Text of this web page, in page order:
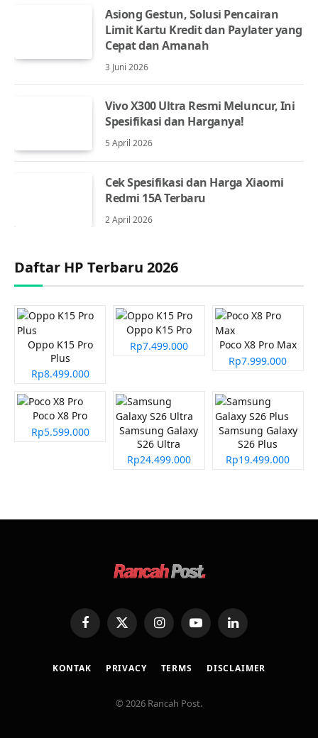
Asiong Gestun, Solusi Pencairan
Limit Kartu Kredit dan Paylater yang
Cepat dan Amanah
3 Juni 2026
Vivo X300 Ultra Resmi Meluncur, Ini
Spesifikasi dan Harganya!
5 April 2026
Cek Spesifikasi dan Harga Xiaomi
Redmi 15A Terbaru
2 April 2026
Daftar HP Terbaru 2026
Oppo K15 Pro
Plus
Rp8.499.000
Oppo K15 Pro
Rp7.499.000
Poco X8 Pro Max
Rp7.999.000
Poco X8 Pro
Rp5.599.000
Samsung Galaxy
S26 Ultra
Rp24.499.000
Samsung Galaxy
S26 Plus
Rp19.499.000
FacebookX
(Twitter)
InstagramYouTubeLinkedIn
KONTAK PRIVACY TERMS DISCLAIMER
© 2026 Rancah Post.